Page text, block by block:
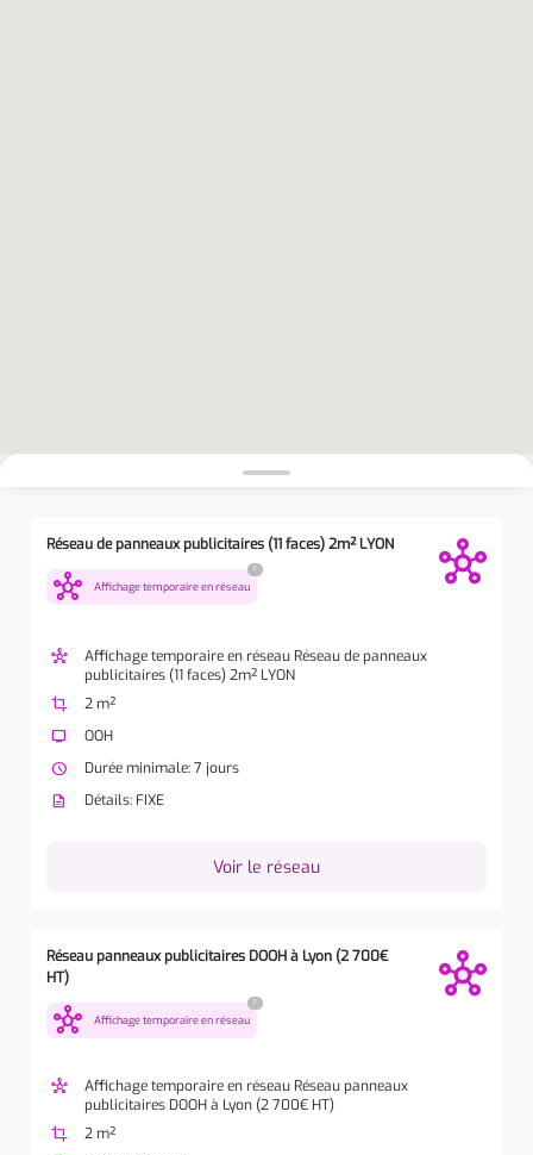
Réseau de panneaux publicitaires (11 faces) 2m² LYON
hub Affichage temporaire en réseau
?
hub
Affichage temporaire en réseau Réseau de panneaux
publicitaires (11 faces) 2m² LYON
crop
2 m²
tv
OOH
watch_later
Durée minimale: 7 jours
description
Détails: FIXE
Voir le réseau
Réseau panneaux publicitaires DOOH à Lyon (2 700€
HT)
hub Affichage temporaire en réseau
?
hub
Affichage temporaire en réseau Réseau panneaux
publicitaires DOOH à Lyon (2 700€ HT)
crop
2 m²